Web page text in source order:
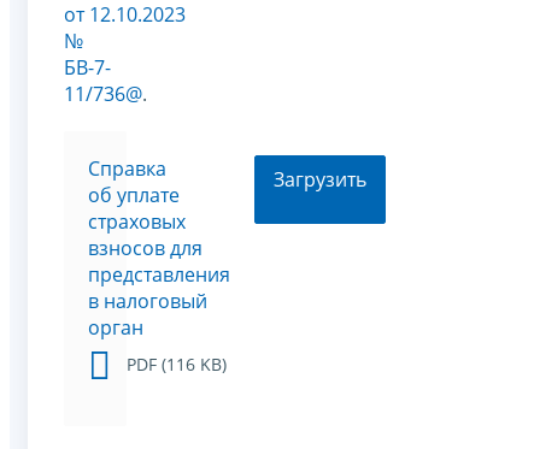
от 12.10.2023
№
БВ-7-
11/736@.
Cправка
об уплате
страховых
взносов для
представления
в налоговый
орган
PDF (116 KB)
Загрузить